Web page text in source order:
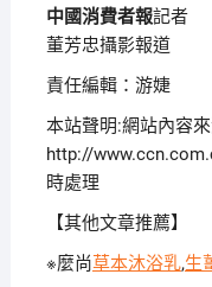
中國消費者報記者
董芳忠攝影報道
責任編輯：游婕
本站聲明:網站內容
http://
時處理
【其他文章推薦】
※麼尚草本沐浴乳,生